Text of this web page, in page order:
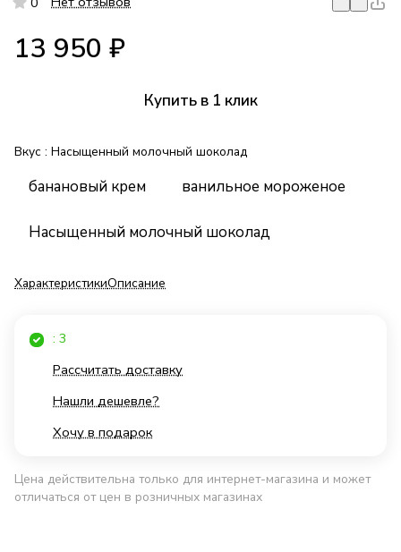
13 950 ₽
Купить в 1 клик
Вкус : Насыщенный молочный шоколад
банановый крем ванильное мороженое
Насыщенный молочный шоколад
ХарактеристикиОписание
: 3
Рассчитать доставку
Нашли дешевле?
Хочу в подарок
Цена действительна только для интернет-магазина и может
отличаться от цен в розничных магазинах